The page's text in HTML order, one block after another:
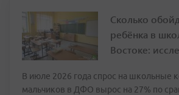
Сколько
ребёнка в
Востоке:
В июле 2026 года спрос на школьные
мальчиков в ДФО вырос на 27% по